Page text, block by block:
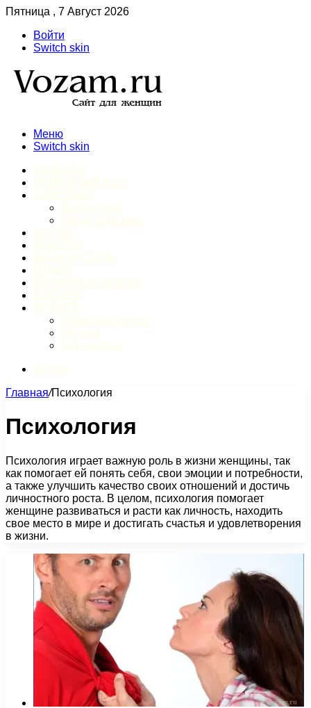
Пятница , 7 Август 2026
Войти
Switch skin
Меню
Switch skin
Главная/Психология
Психология
Психология играет важную роль в жизни женщины, так
как помогает ей понять себя, свои эмоции и потребности,
а также улучшить качество своих отношений и достичь
личностного роста. В целом, психология помогает
женщине развиваться и расти как личность, находить
свое место в мире и достигать счастья и удовлетворения
в жизни.